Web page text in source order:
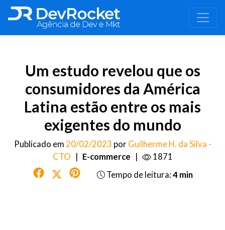
Um estudo revelou que os
consumidores da América
Latina estão entre os mais
exigentes do mundo
Publicado em 20/02/2023 porGuilherme H. da Silva -
CTO | E-commerce |
1871
Tempo de leitura:4 min